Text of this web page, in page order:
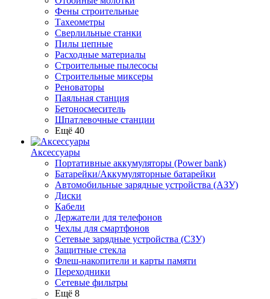
Фены строительные
Тахеометры
Сверлильные станки
Пилы цепные
Расходные материалы
Строительные пылесосы
Строительные миксеры
Реноваторы
Паяльная станция
Бетоносмеситель
Шпатлевочные станции
Ещё 40
Аксессуары
Портативные аккумуляторы (Power bank)
Батарейки/Аккумуляторные батарейки
Автомобильные зарядные устройства (АЗУ)
Диски
Кабели
Держатели для телефонов
Чехлы для смартфонов
Сетевые зарядные устройства (СЗУ)
Защитные стекла
Флеш-накопители и карты памяти
Переходники
Сетевые фильтры
Ещё 8